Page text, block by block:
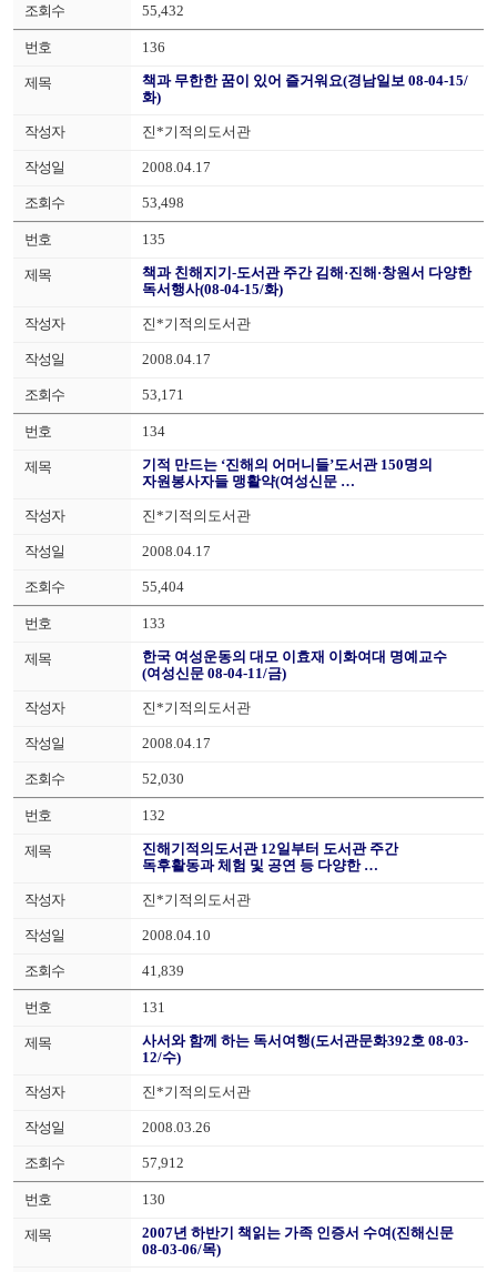
55,432
136
책과 무한한 꿈이 있어 즐거워요(경남일보 08-04-15/
화)
진*기적의도서관
2008.04.17
53,498
135
책과 친해지기-도서관 주간 김해·진해·창원서 다양한
독서행사(08-04-15/화)
진*기적의도서관
2008.04.17
53,171
134
기적 만드는 ‘진해의 어머니들’도서관 150명의
자원봉사자들 맹활약(여성신문 …
진*기적의도서관
2008.04.17
55,404
133
한국 여성운동의 대모 이효재 이화여대 명예교수
(여성신문 08-04-11/금)
진*기적의도서관
2008.04.17
52,030
132
진해기적의도서관 12일부터 도서관 주간
독후활동과 체험 및 공연 등 다양한 …
진*기적의도서관
2008.04.10
41,839
131
사서와 함께 하는 독서여행(도서관문화392호 08-03-
12/수)
진*기적의도서관
2008.03.26
57,912
130
2007년 하반기 책읽는 가족 인증서 수여(진해신문
08-03-06/목)